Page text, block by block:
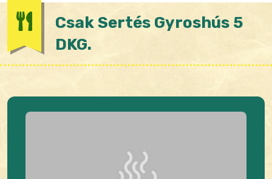
Csak Sertés Gyroshús 5
DKG.